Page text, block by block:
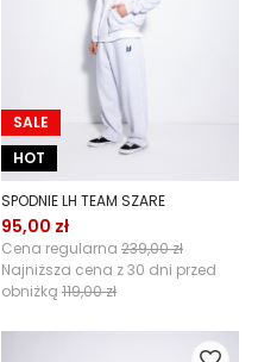
SALE
HOT
SPODNIE LH TEAM SZARE
95,00 zł
Cena regularna 239,00 zł
Najniższa cena z 30 dni przed
obniżką 119,00 zł